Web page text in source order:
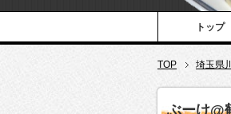
トップ
TOP 埼玉県
ぶーけ@